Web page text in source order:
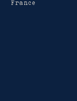
France